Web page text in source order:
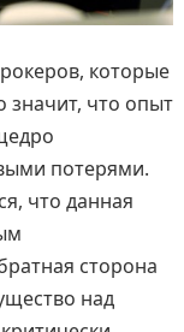
которые
значит, что опыт
потерями.
что данная
сторона
над